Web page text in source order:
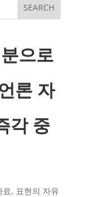
으로
론 자
각 중
료, 표현의 자유